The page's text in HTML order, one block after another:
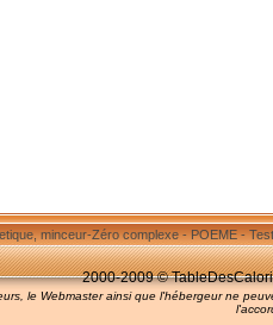
minceur-Zéro complexe-POEME-
2000-2009 ©
le Webmaster ainsi que l'hébergeur ne